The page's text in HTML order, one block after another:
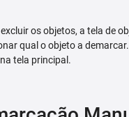
os objetos, a tela de
qual o objeto a
tela principal.